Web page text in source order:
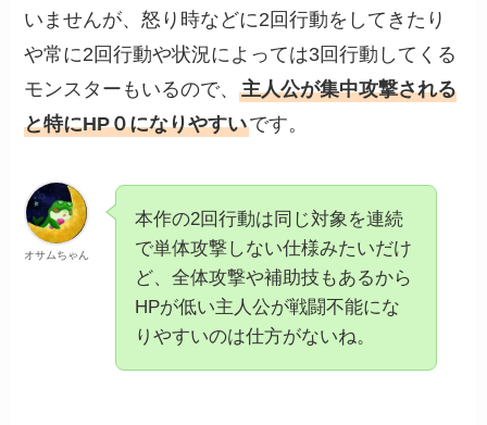
いませんが、怒り時などに2回行動をしてきたり
や常に2回行動や状況によっては3回行動してくる
モンスターもいるので、主人公が集中攻撃される
と特にHP０になりやすいです。
オサムちゃん
本作の2回行動は同じ対象を連続
で単体攻撃しない仕様みたいだけ
ど、全体攻撃や補助技もあるから
HPが低い主人公が戦闘不能にな
りやすいのは仕方がないね。